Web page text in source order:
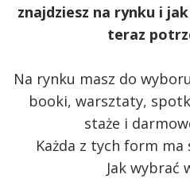
znajdziesz na rynku i
teraz
Na rynku masz do
booki, warsztaty,
staże i
Każda z tych form ma
Jak wybrać